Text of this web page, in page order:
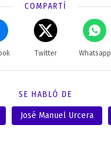
COMPARTÍ
Twitter Whatsapp
SE HABLÓ DE
José Manuel Urcera